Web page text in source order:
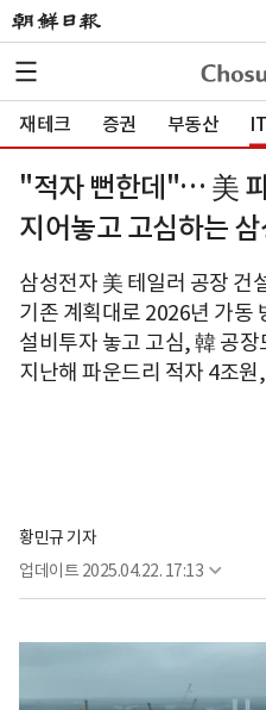
재테크 증권 부동산 IT
"적자 뻔한데"… 美
지어놓고 고심하는
삼성전자 美 테일러 공장 건
기존 계획대로 2026년 가동
설비투자 놓고 고심, 韓 공
지난해 파운드리 적자 4조원
황민규 기자
업데이트 2025.04.22. 17:13